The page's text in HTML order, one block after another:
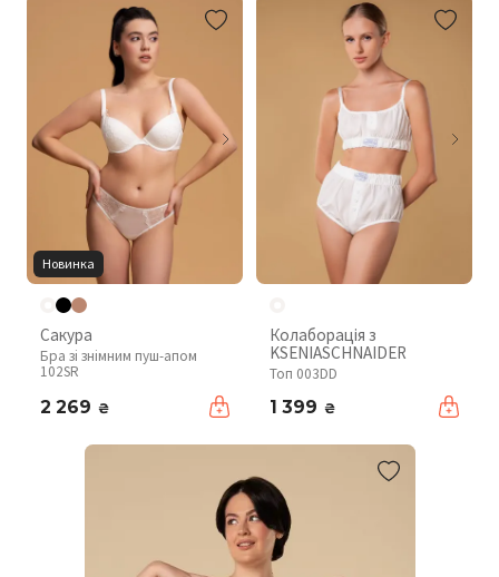
Новинка
Сакура
Бра зі знімним пуш-апом
102SR
2 269 ₴
Колаборація з
KSENIASCHNAIDER
Топ 003DD
1 399 ₴